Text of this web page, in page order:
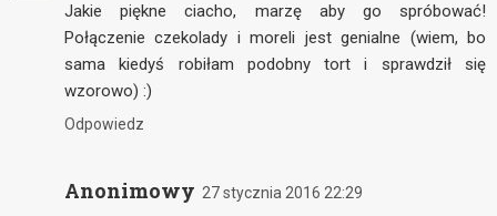
Jakie piękne ciacho, marzę aby go spróbować!
Połączenie czekolady i moreli jest genialne (wiem, bo
sama kiedyś robiłam podobny tort i sprawdził się
wzorowo) :)
Odpowiedz
Anonimowy 27 stycznia 2016 22:29